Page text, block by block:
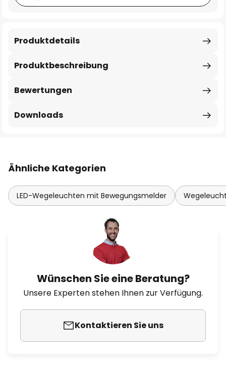
Produktbeschreibung
Produktdetails
Bewertungen
Downloads
Ähnliche Kategorien
LED-Wegeleuchten mit Bewegungsmelder
Wünschen Sie eine Beratung?
Unsere Experten stehen Ihnen zur Verfügung.
Kontaktieren Sie uns